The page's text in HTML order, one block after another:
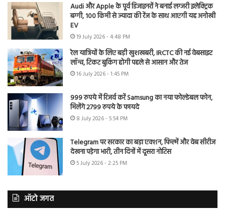
Audi और Apple के पूर्व डिजाइनरों ने बनाई लग्जरी इलेक्ट्रिक
बग्गी, 100 किमी से ज्यादा की रेंज के साथ आएगी यह अनोखी
EV
19 July 2026 - 4:48 PM
रेल यात्रियों के लिए बड़ी खुशखबरी, IRCTC की नई वेबसाइट
लॉन्च, टिकट बुकिंग होगी पहले से आसान और तेज
16 July 2026 - 1:45 PM
999 रुपये में रिजर्व करें Samsung का नया फोल्डेबल फोन,
मिलेंगे 2799 रुपये के फायदे
8 July 2026 - 5:54 PM
Telegram पर सरकार का बड़ा एक्शन, फिल्में और वेब सीरीज
देखना पड़ेगा भारी, तीन दिनों में दूसरा नोटिस
5 July 2026 - 2:25 PM
ऑटो जगत